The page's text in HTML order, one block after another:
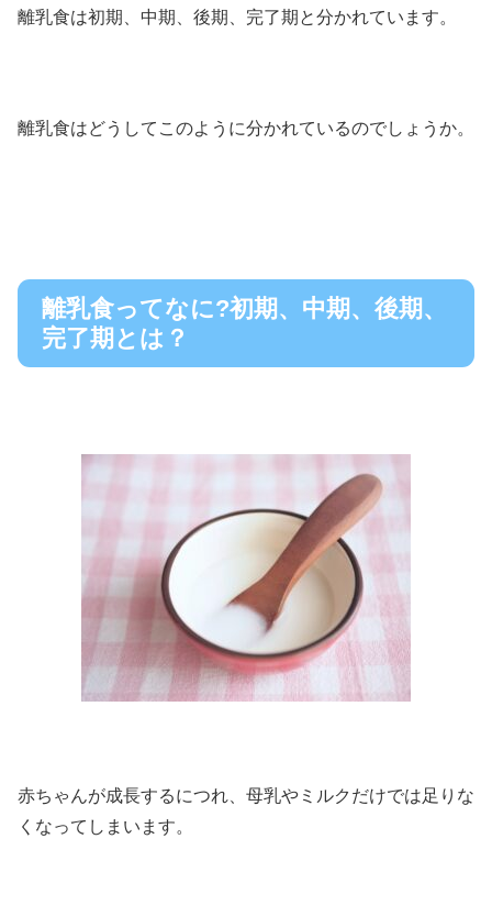
離乳食は初期、中期、後期、完了期と分かれています。
離乳食はどうしてこのように分かれているのでしょうか。
離乳食ってなに?初期、中期、後期、
完了期とは？
赤ちゃんが成長するにつれ、母乳やミルクだけでは足りな
くなってしまいます。